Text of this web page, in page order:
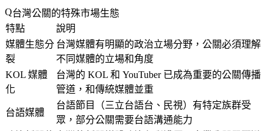
台灣公關的特殊市場生態
特點
說明
媒體生態分
裂
台灣媒體有明顯的政治立場分野，公關必須理解
不同媒體的立場和角度
KOL 媒體
化
台灣的 KOL 和 YouTuber 已成為重要的公關傳播
管道，和傳統媒體並重
台語媒體
台語節目（三立台語台、民視）有特定族群受
眾，部分公關需要台語溝通能力